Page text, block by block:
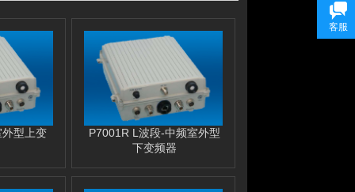
型上变
P7001R L波段-中频室外型
下变频器
客服